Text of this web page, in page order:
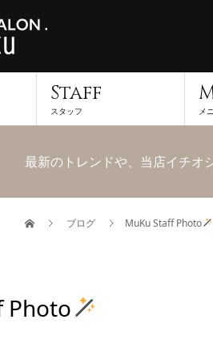
Staff
スタッフ メ
最新のトレンドや、当店イチオ
ブログ MuKu Staff Photo
Photo